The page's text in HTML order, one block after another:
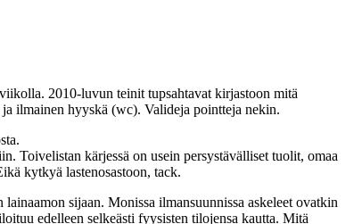
2010-luvun teinit tupsahtavat kirjastoon mitä
ja ilmainen hyyskä (wc). Valideja pointteja nekin.
Toivelistan kärjessä on usein persystävälliset tuolit, omaa
kytkyä lastenosastoon, tack.
sijaan. Monissa ilmansuunnissa askeleet ovatkin
edelleen selkeästi fyysisten tilojensa kautta. Mitä